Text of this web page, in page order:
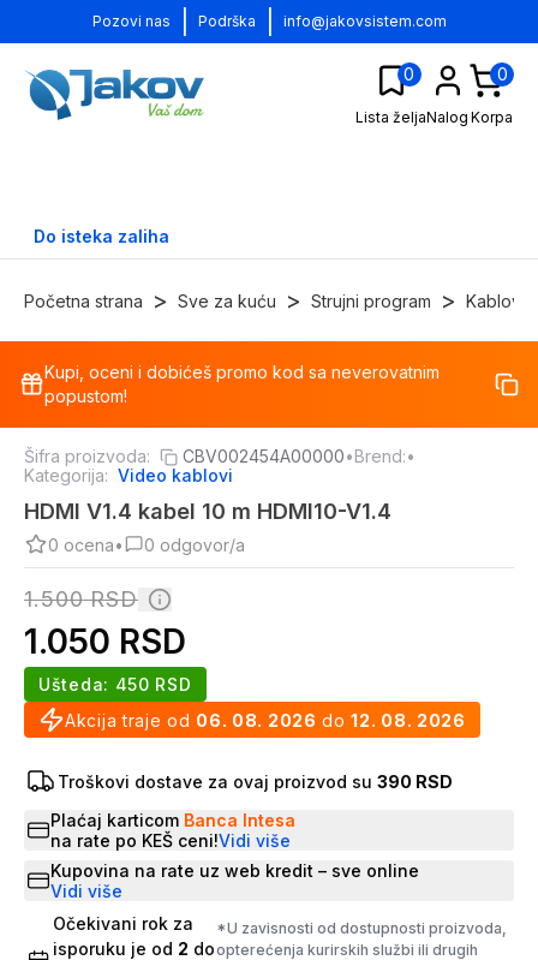
Pozovi nas Podrška info@jakovsistem.com
0
Lista željaNalog
0
Korpa
Do isteka zaliha
Početna strana > Sve za kuću > Strujni program > Kablovi
%
Kupi, oceni i dobićeš promo kod sa neverovatnim
popustom!
Šifra proizvoda: CBV002454A00000•Brend:•
Kategorija: Video kablovi
HDMI V1.4 kabel 10 m HDMI10-V1.4
0 ocena• 0 odgovor/a
1.500RSD
1.050 RSD
Akcija traje od 06. 08. 2026 do 12. 08. 2026
Ušteda: 450 RSD
Troškovi dostave za ovaj proizvod su 390 RSD
Plaćaj karticom Banca Intesa
na rate po KEŠ ceni!Vidi više
Kupovina na rate uz web kredit – sve online
Vidi više
Očekivani rok za
isporuku je od 2 do
*U zavisnosti od dostupnosti proizvoda,
opterećenja kurirskih službi ili drugih